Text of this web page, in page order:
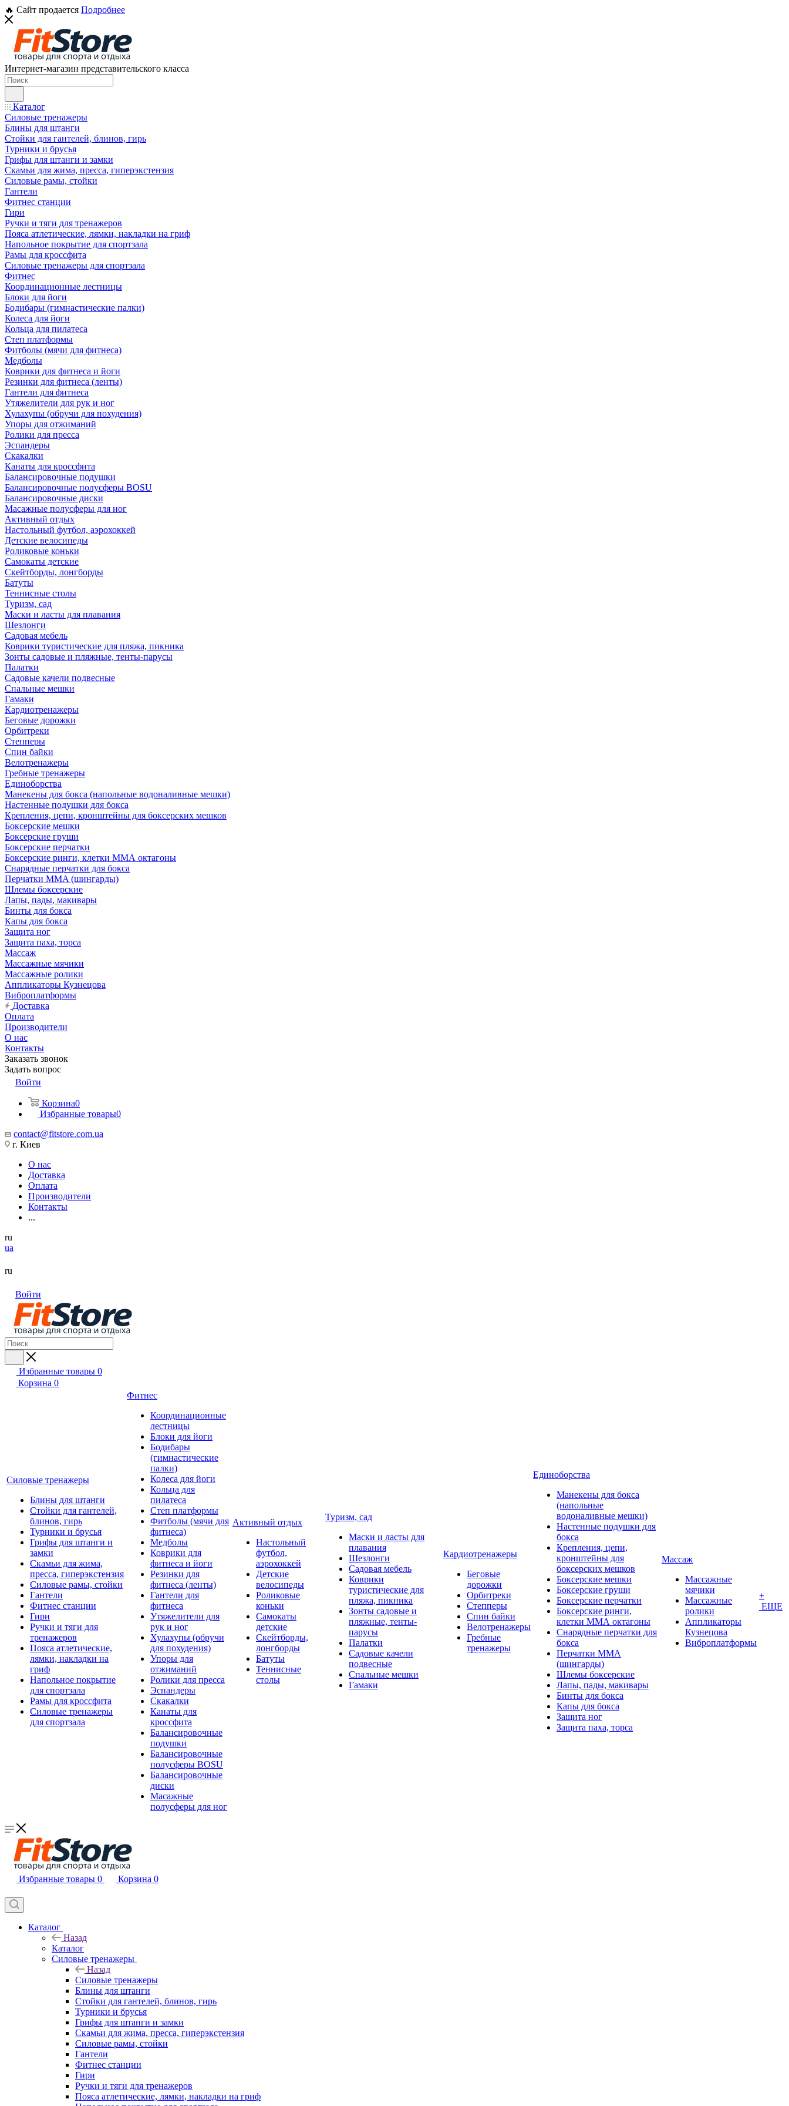
🔥 Сайт продается Подробнее
Интернет-магазин представительского класса
Каталог
Силовые тренажеры
Блины для штанги
Стойки для гантелей, блинов, гирь
Турники и брусья
Грифы для штанги и замки
Скамьи для жима, пресса, гиперэкстензия
Силовые рамы, стойки
Гантели
Фитнес станции
Гири
Ручки и тяги для тренажеров
Пояса атлетические, лямки, накладки на гриф
Напольное покрытие для спортзала
Рамы для кроссфита
Силовые тренажеры для спортзала
Фитнес
Координационные лестницы
Блоки для йоги
Бодибары (гимнастические палки)
Колеса для йоги
Кольца для пилатеса
Степ платформы
Фитболы (мячи для фитнеса)
Медболы
Коврики для фитнеса и йоги
Резинки для фитнеса (ленты)
Гантели для фитнеса
Утяжелители для рук и ног
Хулахупы (обручи для похудения)
Упоры для отжиманий
Ролики для пресса
Эспандеры
Скакалки
Канаты для кроссфита
Балансировочные подушки
Балансировочные полусферы BOSU
Балансировочные диски
Масажные полусферы для ног
Активный отдых
Настольный футбол, аэрохоккей
Детские велосипеды
Роликовые коньки
Самокаты детские
Скейтборды, лонгборды
Батуты
Теннисные столы
Туризм, сад
Маски и ласты для плавания
Шезлонги
Садовая мебель
Коврики туристические для пляжа, пикника
Зонты садовые и пляжные, тенты-парусы
Палатки
Садовые качели подвесные
Спальные мешки
Гамаки
Кардиотренажеры
Беговые дорожки
Орбитреки
Степперы
Спин байки
Велотренажеры
Гребные тренажеры
Единоборства
Манекены для бокса (напольные водоналивные мешки)
Настенные подушки для бокса
Крепления, цепи, кронштейны для боксерских мешков
Боксерские мешки
Боксерские груши
Боксерские перчатки
Боксерские ринги, клетки ММА октагоны
Снарядные перчатки для бокса
Перчатки MMA (шингарды)
Шлемы боксерские
Лапы, пады, макивары
Бинты для бокса
Капы для бокса
Защита ног
Защита паха, торса
Массаж
Массажные мячики
Массажные ролики
Аппликаторы Кузнецова
Виброплатформы
Доставка
Оплата
Производители
О нас
Контакты
Заказать звонок
Задать вопрос
Войти
Корзина0
Избранные товары0
contact@fitstore.com.ua
г. Киев
О нас
Доставка
Оплата
Производители
Контакты
...
ru
ua
ru
Войти
Избранные товары 0
Корзина 0
Силовые тренажеры
Блины для штанги
Стойки для гантелей,
блинов, гирь
Турники и брусья
Грифы для штанги и
замки
Скамьи для жима,
пресса, гиперэкстензия
Силовые рамы, стойки
Гантели
Фитнес станции
Гири
Ручки и тяги для
тренажеров
Пояса атлетические,
лямки, накладки на
гриф
Напольное покрытие
для спортзала
Рамы для кроссфита
Силовые тренажеры
для спортзала
Фитнес
Координационные
лестницы
Блоки для йоги
Бодибары
(гимнастические
палки)
Колеса для йоги
Кольца для
пилатеса
Степ платформы
Фитболы (мячи для
фитнеса)
Медболы
Коврики для
фитнеса и йоги
Резинки для
фитнеса (ленты)
Гантели для
фитнеса
Утяжелители для
рук и ног
Хулахупы (обручи
для похудения)
Упоры для
отжиманий
Ролики для пресса
Эспандеры
Скакалки
Канаты для
кроссфита
Балансировочные
подушки
Балансировочные
полусферы BOSU
Балансировочные
диски
Масажные
полусферы для ног
Активный отдых
Настольный
футбол,
аэрохоккей
Детские
велосипеды
Роликовые
коньки
Самокаты
детские
Скейтборды,
лонгборды
Батуты
Теннисные
столы
Туризм, сад
Маски и ласты для
плавания
Шезлонги
Садовая мебель
Коврики
туристические для
пляжа, пикника
Зонты садовые и
пляжные, тенты-
парусы
Палатки
Садовые качели
подвесные
Спальные мешки
Гамаки
Кардиотренажеры
Беговые
дорожки
Орбитреки
Степперы
Спин байки
Велотренажеры
Гребные
тренажеры
Единоборства
Манекены для бокса
(напольные
водоналивные мешки)
Настенные подушки для
бокса
Крепления, цепи,
кронштейны для
боксерских мешков
Боксерские мешки
Боксерские груши
Боксерские перчатки
Боксерские ринги,
клетки ММА октагоны
Снарядные перчатки для
бокса
Перчатки MMA
(шингарды)
Шлемы боксерские
Лапы, пады, макивары
Бинты для бокса
Капы для бокса
Защита ног
Защита паха, торса
Массаж
Массажные
мячики
Массажные
ролики
Аппликаторы
Кузнецова
Виброплатформы
+
ЕЩЕ
Избранные товары 0 Корзина 0
Каталог
Назад
Каталог
Силовые тренажеры
Назад
Силовые тренажеры
Блины для штанги
Стойки для гантелей, блинов, гирь
Турники и брусья
Грифы для штанги и замки
Скамьи для жима, пресса, гиперэкстензия
Силовые рамы, стойки
Гантели
Фитнес станции
Гири
Ручки и тяги для тренажеров
Пояса атлетические, лямки, накладки на гриф